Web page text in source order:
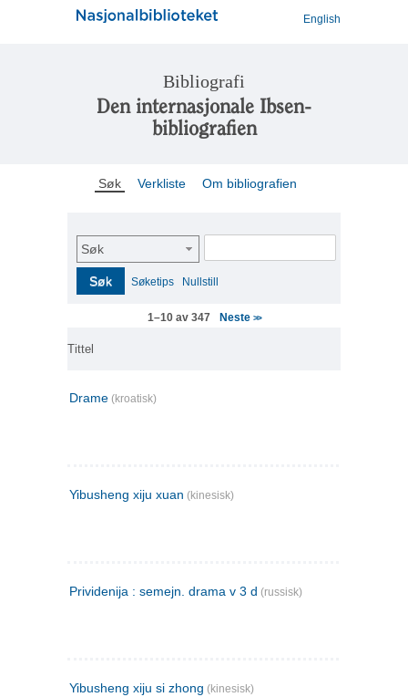
English
Bibliografi
Den internasjonale Ibsen-
bibliografien
Søk Verkliste Om bibliografien
Søk
Søk Søketips Nullstill
1–10 av 347 Neste >>
Tittel
Drame (kroatisk)
Yibusheng xiju xuan (kinesisk)
Prividenija : semejn. drama v 3 d (russisk)
Yibusheng xiju si zhong (kinesisk)